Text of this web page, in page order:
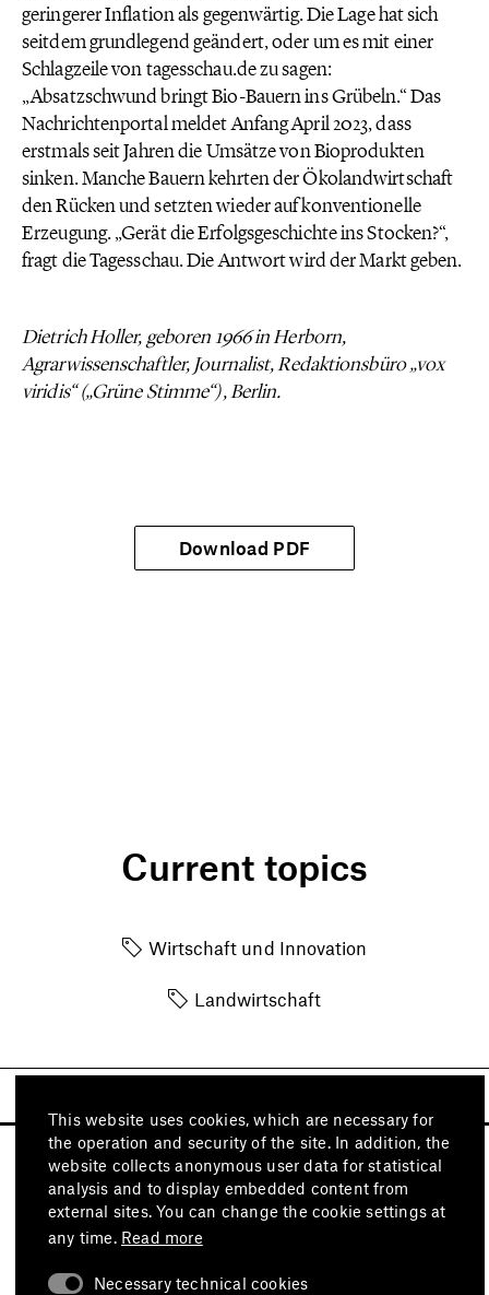
geringerer Inflation als gegenwärtig. Die Lage hat sich
seitdem grundlegend geändert, oder um es mit einer
Schlagzeile von tagesschau.de zu sagen:
„Absatzschwund bringt Bio-Bauern ins Grübeln.“ Das
Nachrichtenportal meldet Anfang April 2023, dass
erstmals seit Jahren die Umsätze von Bioprodukten
sinken. Manche Bauern kehrten der Ökolandwirtschaft
den Rücken und setzten wieder auf konventionelle
Erzeugung. „Gerät die Erfolgsgeschichte ins Stocken?“,
fragt die Tagesschau. Die Antwort wird der Markt geben.
Dietrich Holler, geboren 1966 in Herborn,
Agrarwissenschaftler, Journalist, Redaktionsbüro „vox
viridis“ („Grüne Stimme“), Berlin.
Download PDF
Current topics
Wirtschaft und Innovation
Landwirtschaft
Visit also
This website uses cookies, which are necessary for
the operation and security of the site. In addition, the
website collects anonymous user data for statistical
analysis and to display embedded content from
external sites. You can change the cookie settings at
any time. Read more
Necessary technical cookies